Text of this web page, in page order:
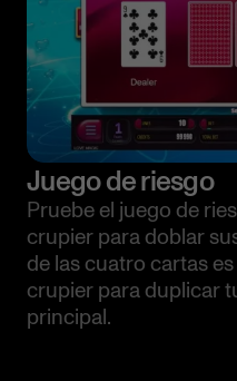
Juego de riesgo
Pruebe el juego de
crupier para doblar
de las cuatro cartas
crupier para duplicar
principal.